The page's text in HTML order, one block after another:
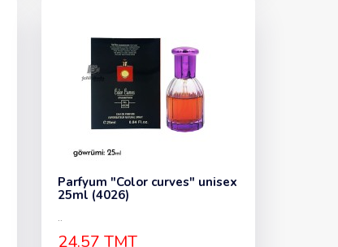
Parfyum "Color curves" unisex
25ml (4026)
..
24.57 TMT